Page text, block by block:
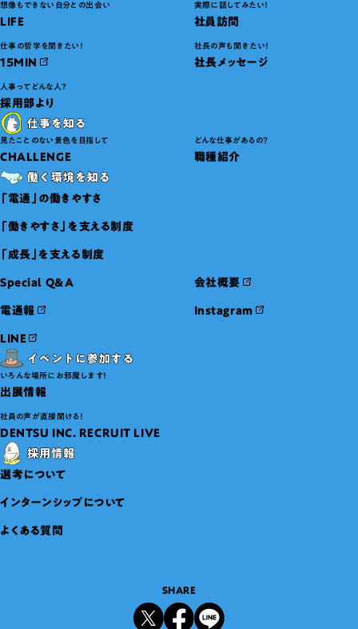
想像もできない自分との出会い
LIFE
実際に話してみたい！
社員訪問
仕事の哲学を聞きたい！
15MIN
社長の声も聞きたい！
社長メッセージ
人事ってどんな人？
採用部より
見たことのない景色を目指して
CHALLENGE
どんな仕事があるの？
職種紹介
「電通」の働きやすさ
「働きやすさ」を支える制度
「成長」を支える制度
Special Q&A 会社概要
電通報 Instagram
LINE
いろんな場所にお邪魔します！
出展情報
社員の声が直接聞ける！
DENTSU INC. RECRUIT LIVE
選考について
インターンシップについて
よくある質問
SHARE